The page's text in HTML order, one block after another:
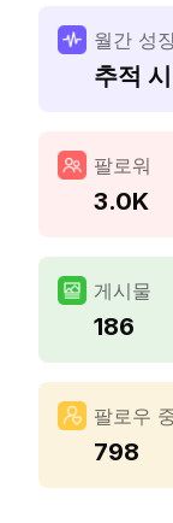
월간 성
추적
팔로워
3.0K
게시물
186
팔로우
798